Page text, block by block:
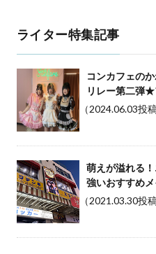
ライター特集記事
コンカフェの
リレー第二弾
（2024.06.03投稿
萌えが溢れる
強いおすすめ
（2021.03.30投稿